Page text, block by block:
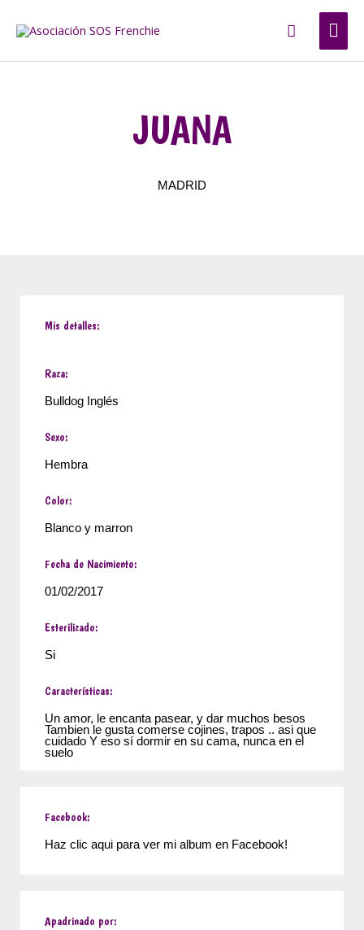
Buscar
JUANA
MADRID
Mis detalles:
Raza:
Bulldog Inglés
Sexo:
Hembra
Color:
Blanco y marron
Fecha de Nacimiento:
01/02/2017
Esterilizado:
Si
Características:
Un amor, le encanta pasear, y dar muchos besos
Tambien le gusta comerse cojines, trapos .. asi que
cuidado Y eso sí dormir en su cama, nunca en el
suelo
Facebook:
Haz clic aqui para ver mi album en Facebook!
Apadrinado por: